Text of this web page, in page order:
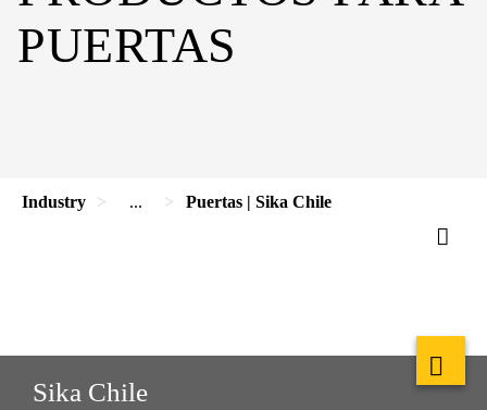
PUERTAS
Industry ... Puertas | Sika Chile
Sika Chile